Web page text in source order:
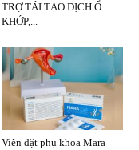
TRỢ TÁI TẠO DỊCH Ổ
KHỚP,...
Viên đặt phụ khoa Mara